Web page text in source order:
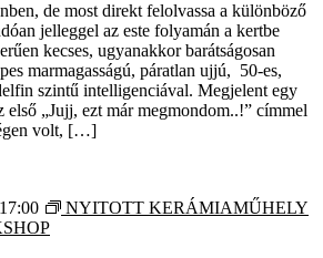
de most direkt felolvassa a különböző
jelleggel az este folyamán a kertbe
kecses, ugyanakkor barátságosan
marmagasságú, páratlan ujjú, 50-es,
szintű intelligenciával. Megjelent egy
első „Jujj, ezt már megmondom..!” címmel
volt, […]
17:00
NYITOTT KERÁMIAMŰHELY